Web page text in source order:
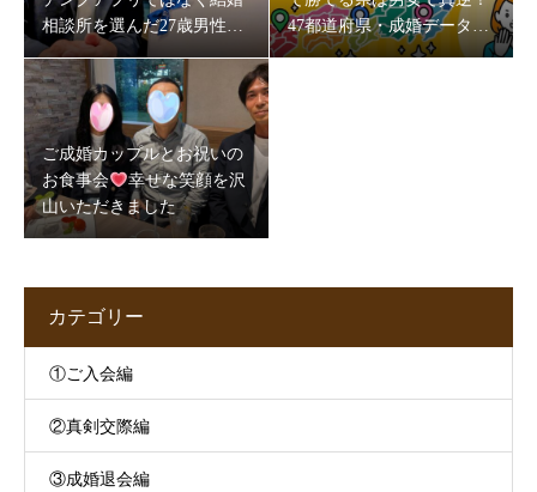
相談所を選んだ27歳男性。
5か月半で成婚できた理由
とは
47都道府県・成婚データが
映す“地域の素顔”
ご成婚カップルとお祝いの
お食事会
幸せな笑顔を沢
山いただきました
カテゴリー
①ご入会編
②真剣交際編
③成婚退会編